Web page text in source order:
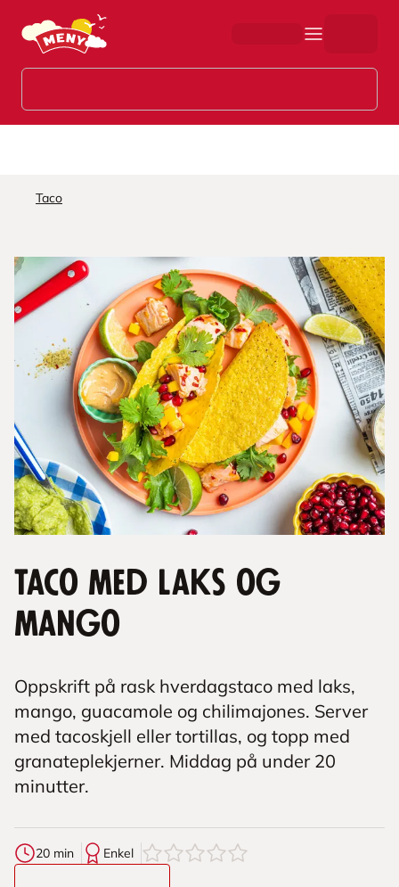
Hopp til hovedinnhold
Taco
Taco med laks og
mango
Oppskrift på rask hverdagstaco med laks,
mango, guacamole og chilimajones. Server
med tacoskjell eller tortillas, og topp med
granateplekjerner. Middag på under 20
minutter.
20 min Enkel 0av5stjerner